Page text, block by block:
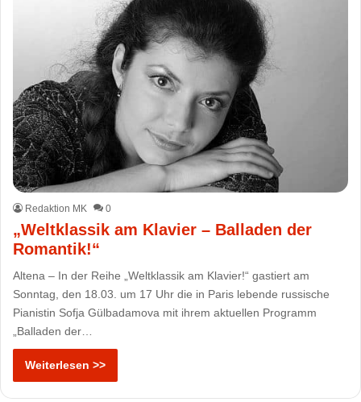
Redaktion MK 0
„Weltklassik am Klavier – Balladen der
Romantik!“
Altena – In der Reihe „Weltklassik am Klavier!“ gastiert am
Sonntag, den 18.03. um 17 Uhr die in Paris lebende russische
Pianistin Sofja Gülbadamova mit ihrem aktuellen Programm
„Balladen der…
Weiterlesen >>